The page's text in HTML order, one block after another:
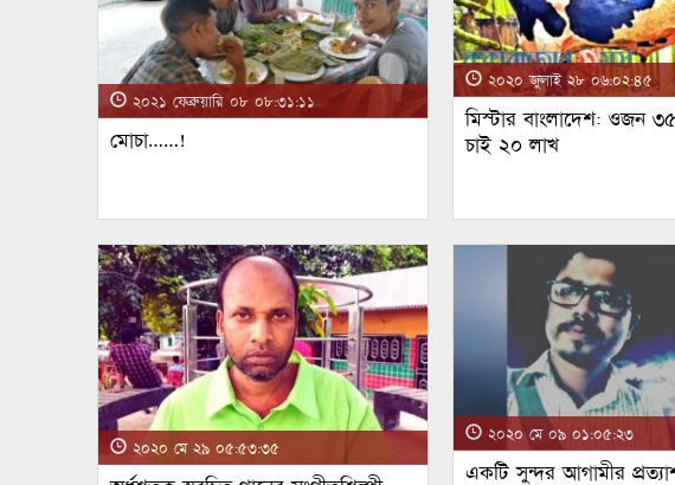
২০২১ ফেব্রুয়ারি ০৮ ০৮:৩১:১১
মোচা……!
২০২০ জুলাই ২৮ ০৬:০২:৪৫
মিস্টার বাংলাদেশ: ওজন
চাই ২০ লাখ
২০২০ মে ২৯ ০৫:৫৩:৩৫
২০২০ মে ০৯ ০১:০৫:২৩
একটি সুন্দর আগামীর